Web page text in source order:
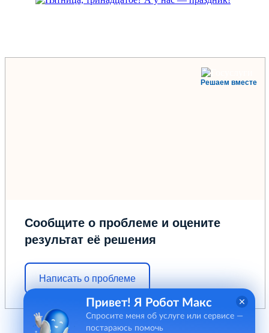
Решаем вместе
Сообщите о проблеме и оцените
результат её решения
Написать о проблеме
Привет! Я Робот Макс
Спросите меня об услуге или сервисе —
постараюсь помочь